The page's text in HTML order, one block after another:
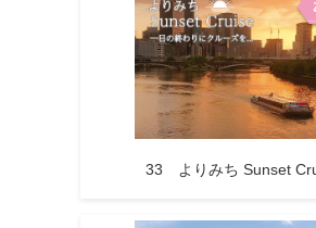
33 よりみち Sunset